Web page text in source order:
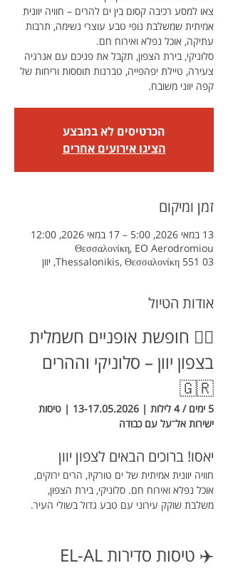
צאו למסע רכיבה קסום בין ים להרים – חוויה יוונית
אמיתית שמשלבת נופי טבע עוצרי נשימה, תרבות
סלוניקי, בירת הצפון, תקבל את פניכם עם אנרגיה
צעירה, טיילת יפהפייה, טברנות תוססות וריחות של
קפה יווני משובח.
הכרטיסים לא במבצע
הציגו אירועים אחרים
זמן ומיקום
13 במאי 2026, 5:00 – 17 במאי 2026, 12:00
Θεσσαλονίκη, EO Aerodromiou
Thessalonikis, Θεσσαλονίκη 551 03, יוון
אודות הטיול
🚴‍♂️ חופשת אופניים חשמלית
בצפון יוון – סלוניקי וההרים
🇬🇷
5 ימים / 4 לילות | 13-17.05.2026 | טיסות
ישירות אל־על עם כבודה
יאסו! ברוכים הבאים לצפון יוון
חוויה יוונית אמיתית של ים טורקיז, הרים ירוקים,
אוכל נפלא ואירוח חם. סלוניקי, בירת הצפון,
משלבת שוקק עירוני עם טבע גדול בשולי העיר.
✈️ טיסות סדירות EL-AL